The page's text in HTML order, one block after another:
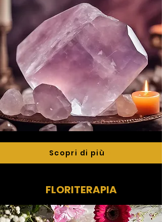
Scopri di più
FLORITERAPIA